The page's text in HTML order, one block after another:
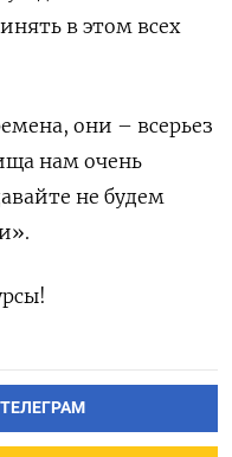
в этом всех
они – всерьез
нам очень
не будем